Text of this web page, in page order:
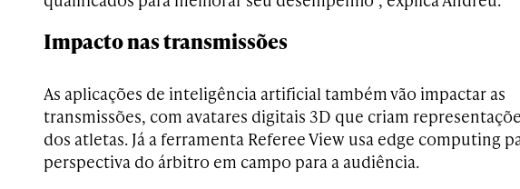
Impacto nas transmissões
As aplicações de inteligência artificial também vão impactar as
transmissões, com avatares digitais 3D que criam
dos atletas. Já a ferramenta Referee View usa edge computing
perspectiva do árbitro em campo para a audiência.